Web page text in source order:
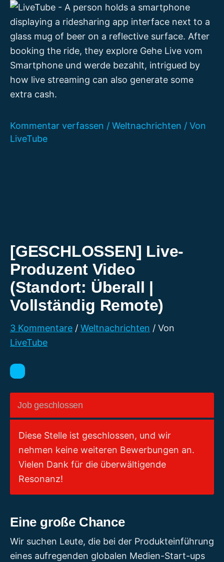
Zum
Inhalt
springen
Kommentar verfassen / Weltnachrichten / Von
LiveTube
[GESCHLOSSEN] Live-
Produzent Video
(Standort: Überall |
Vollständig Remote)
3 Kommentare / Weltnachrichten / Von
LiveTube
Job geschlossen
Diese Stelle ist geschlossen, und wir
nehmen keine weiteren Bewerbungen an.
Vielen Dank für die überwältigende
Resonanz!
Eine große Chance
Wir suchen Leute, die bei der Produkteinführung
eines aufregenden globalen Medien-Start-ups